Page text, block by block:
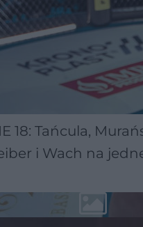
18: Tańcula,
i Wach na